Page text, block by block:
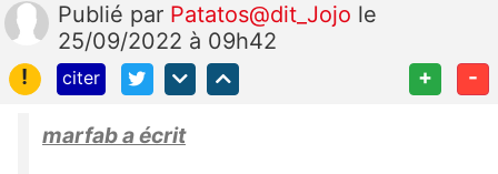
Publié par Patatos@dit_Jojo le
25/09/2022 à 09h42
!
citer + -
marfab a écrit